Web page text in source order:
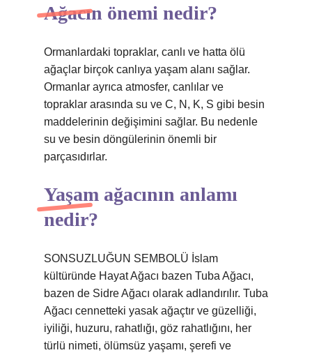
Ağacın önemi nedir?
Ormanlardaki topraklar, canlı ve hatta ölü
ağaçlar birçok canlıya yaşam alanı sağlar.
Ormanlar ayrıca atmosfer, canlılar ve
topraklar arasında su ve C, N, K, S gibi besin
maddelerinin değişimini sağlar. Bu nedenle
su ve besin döngülerinin önemli bir
parçasıdırlar.
Yaşam ağacının anlamı
nedir?
SONSUZLUĞUN SEMBOLÜ İslam
kültüründe Hayat Ağacı bazen Tuba Ağacı,
bazen de Sidre Ağacı olarak adlandırılır. Tuba
Ağacı cennetteki yasak ağaçtır ve güzelliği,
iyiliği, huzuru, rahatlığı, göz rahatlığını, her
türlü nimeti, ölümsüz yaşamı, şerefi ve